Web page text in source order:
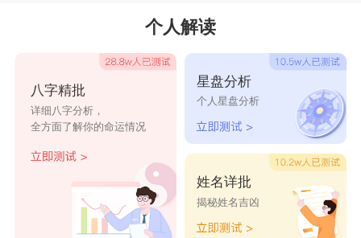
率特别大，很容易互相较真儿，如果真的想要在一
起是需要付出比其他人多一倍的努力呢。
星座乐原创文章，转载需注明出处
个人解读
八字精批
详细八字分析，
全方面了解你的命运情况
星盘分析
个人星盘分析
姓名详批
揭秘姓名吉凶